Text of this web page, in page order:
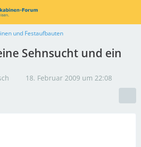
und Festaufbauten
Sehnsucht und ein
18. Februar 2009 um 22:08